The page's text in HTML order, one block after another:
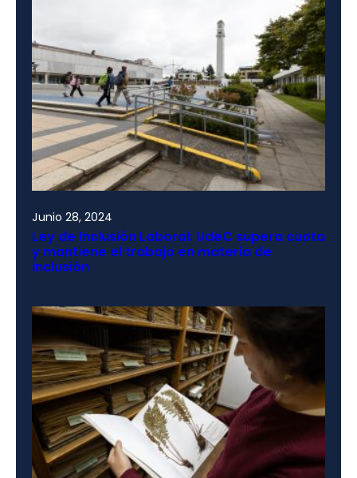
Junio 28, 2024
Ley de Inclusión Laboral: UdeC supera cuota
y mantiene el trabajo en materia de
inclusión